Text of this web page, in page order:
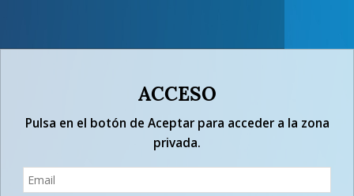
ACCESO
Pulsa en el botón de Aceptar para acceder a la zona
privada.